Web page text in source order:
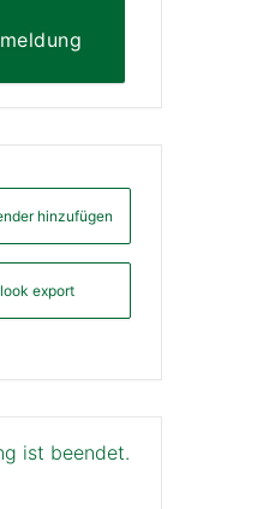
hinzufügen
export
ist beendet.